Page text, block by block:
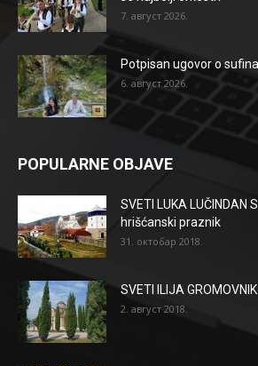
7. август 2026.
Potpisan ugovor o
6. август 2026.
POPULARNE OBJAVE
SVETI LUKA LUČINDAN
hrišćanski praznik
31. октобар 2018.
SVETI ILIJA
2. август 2018.